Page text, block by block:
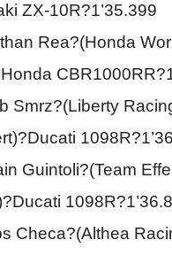
ZX-10R?1’35.399
Rea?(Honda
Smrz?(Liberty
Guintoli?(Team
Checa?(Althea